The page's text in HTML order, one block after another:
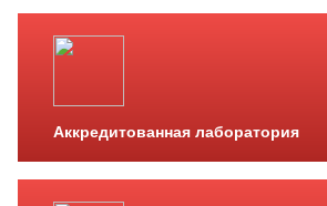
Аккредитованная лаборатория